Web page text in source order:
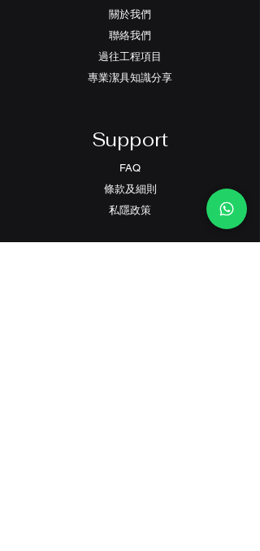
關於我們
聯絡我們
過往工程項目
專業潔具知識分享
Support
FAQ
條款及細則
​私隱政策